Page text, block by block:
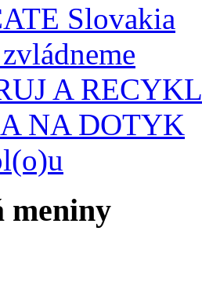
Slovakia
A
NA DOTYK
meniny